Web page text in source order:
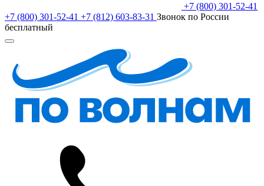
+7 (800) 301-52-41
+7 (800) 301-52-41 +7 (812) 603-83-31 Звонок по России
бесплатный